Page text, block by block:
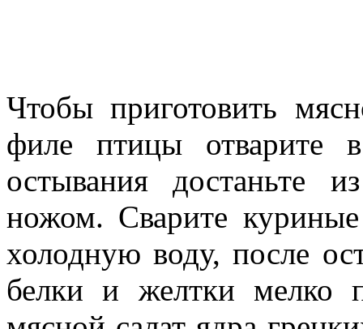
Чтобы приготовить
филе птицы отварите
остывания достаньте
ножом. Сварите
холодную воду, после
белки и желтки мелко